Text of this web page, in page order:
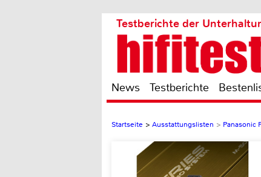
Testberichte der
News Testberichte
Startseite > Ausstattungslisten > Panasonic